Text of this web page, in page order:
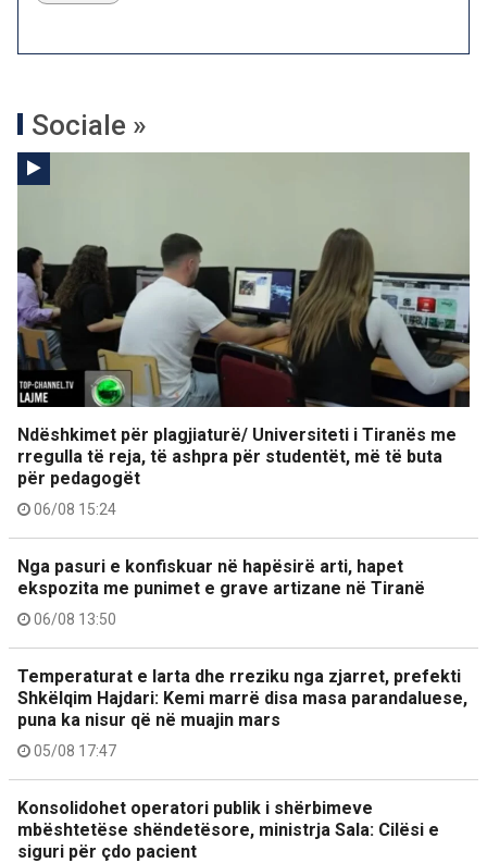
Sociale »
Ndëshkimet për plagjiaturë/ Universiteti i Tiranës me
rregulla të reja, të ashpra për studentët, më të buta
për pedagogët
06/08 15:24
Nga pasuri e konfiskuar në hapësirë arti, hapet
ekspozita me punimet e grave artizane në Tiranë
06/08 13:50
Temperaturat e larta dhe rreziku nga zjarret, prefekti
Shkëlqim Hajdari: Kemi marrë disa masa parandaluese,
puna ka nisur që në muajin mars
05/08 17:47
Konsolidohet operatori publik i shërbimeve
mbështetëse shëndetësore, ministrja Sala: Cilësi e
siguri për çdo pacient